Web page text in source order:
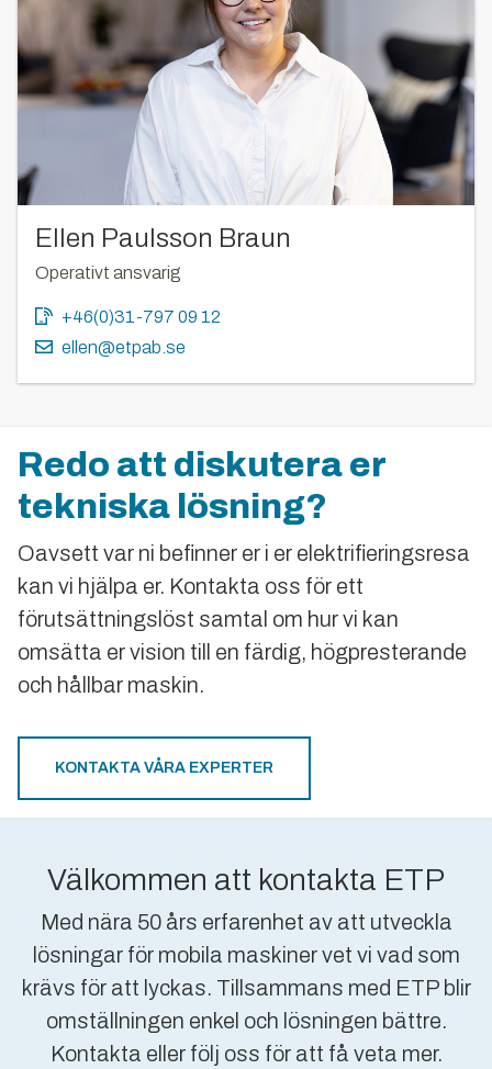
Ellen Paulsson Braun
Operativt ansvarig
+46(0)31-797 09 12
ellen@etpab.se
Redo att diskutera er
tekniska lösning?
Oavsett var ni befinner er i er elektrifieringsresa
kan vi hjälpa er. Kontakta oss för ett
förutsättningslöst samtal om hur vi kan
omsätta er vision till en färdig, högpresterande
och hållbar maskin.
KONTAKTA VÅRA EXPERTER
Välkommen att kontakta ETP
Med nära 50 års erfarenhet av att utveckla
lösningar för mobila maskiner vet vi vad som
krävs för att lyckas. Tillsammans med ETP blir
omställningen enkel och lösningen bättre.
Kontakta eller följ oss för att få veta mer.